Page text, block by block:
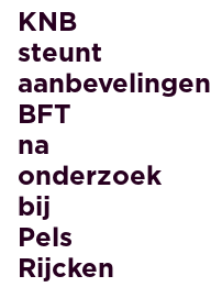
KNB
steunt
aanbevelingen
BFT
na
onderzoek
bij
Pels
Rijcken